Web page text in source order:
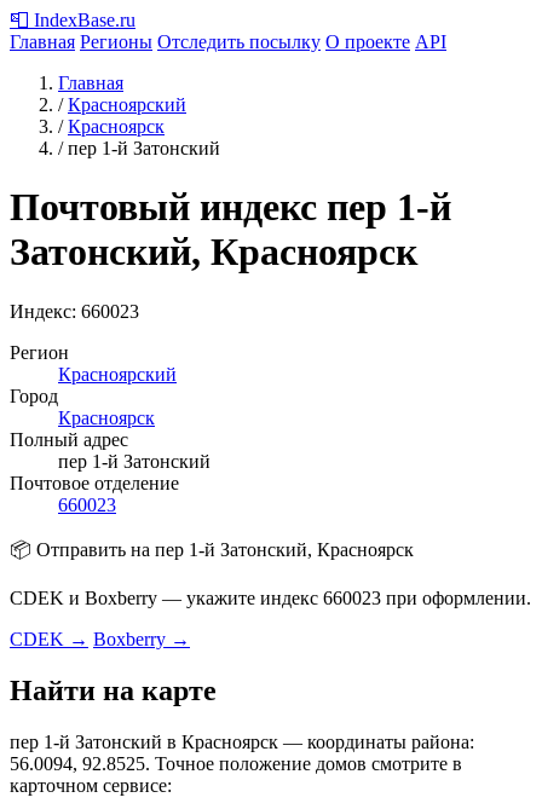
📮 IndexBase.ru
Главная Регионы Отследить посылку О проекте API
Главная
/ Красноярский
/ Красноярск
/ пер 1-й Затонский
Почтовый индекс пер 1-й
Затонский, Красноярск
Индекс: 660023
Регион
Красноярский
Город
Красноярск
Полный адрес
пер 1-й Затонский
Почтовое отделение
660023
📦 Отправить на пер 1-й Затонский, Красноярск
CDEK и Boxberry — укажите индекс 660023 при оформлении.
CDEK → Boxberry →
Найти на карте
пер 1-й Затонский в Красноярск — координаты района:
56.0094, 92.8525. Точное положение домов смотрите в
карточном сервисе: